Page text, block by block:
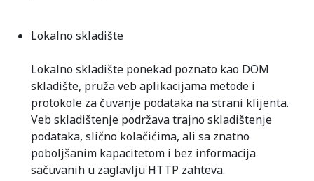
Lokalno skladište
Lokalno skladište ponekad poznato kao DOM
skladište, pruža veb aplikacijama metode i
protokole za čuvanje podataka na strani klijenta.
Veb skladištenje podržava trajno skladištenje
podataka, slično kolačićima, ali sa znatno
poboljšanim kapacitetom i bez informacija
sačuvanih u zaglavlju HTTP zahteva.